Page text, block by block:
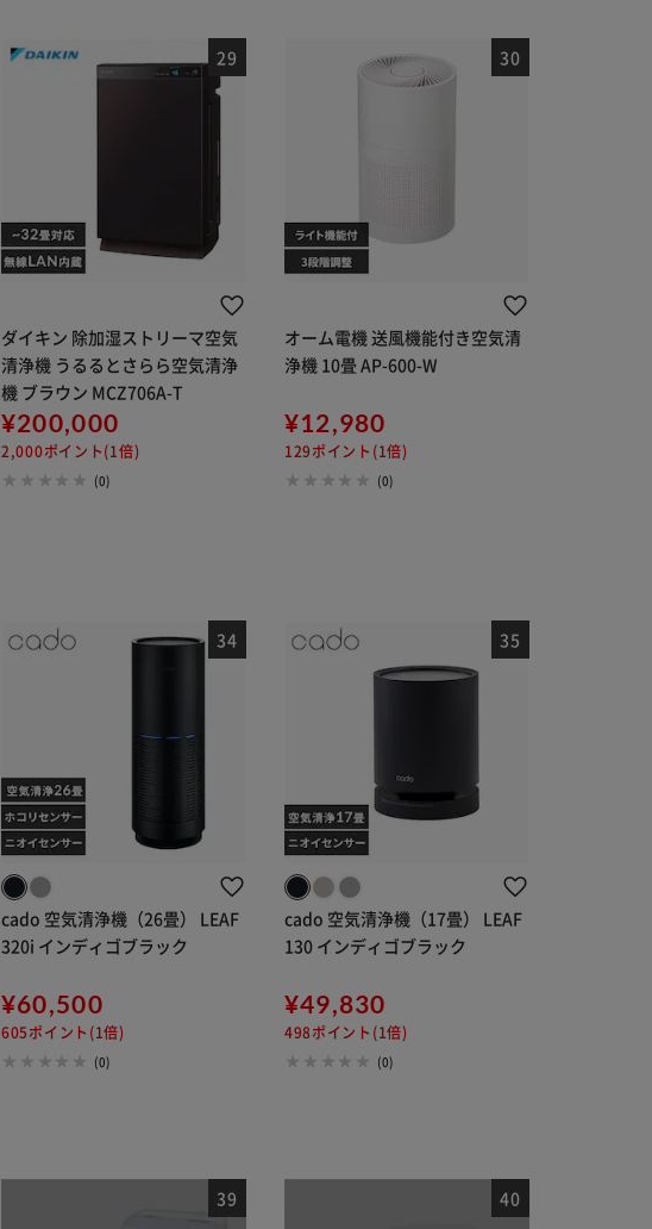
ダイキン 除加湿ストリーマ空気
清浄機 うるるとさらら空気清浄
機 ブラウン MCZ706A-T
¥200,000
2,000ポイント(1倍)
(0)
オーム電機 送風機能付き空気清
浄機 10畳 AP-600-W
¥12,980
129ポイント(1倍)
(0)
cado 空気清浄機（26畳） LEAF
320i インディゴブラック
¥60,500
605ポイント(1倍)
(0)
cado 空気清浄機（17畳） LEAF
130 インディゴブラック
¥49,830
498ポイント(1倍)
(0)